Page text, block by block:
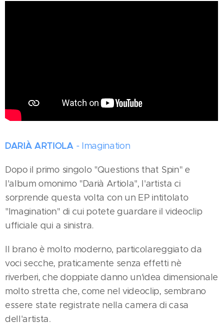
DARIÀ ARTIOLA - Imagination
Dopo il primo singolo "Questions that Spin" e
l'album omonimo "Darià Artiola", l'artista ci
sorprende questa volta con un EP intitolato
"Imagination" di cui potete guardare il videoclip
ufficiale qui a sinistra.
Il brano è molto moderno, particolareggiato da
voci secche, praticamente senza effetti nè
riverberi, che doppiate danno un'idea dimensionale
molto stretta che, come nel videoclip, sembrano
essere state registrate nella camera di casa
dell'artista.